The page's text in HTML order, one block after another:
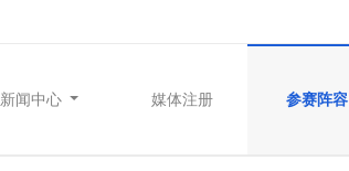
新闻中心 媒体注册 参赛阵容